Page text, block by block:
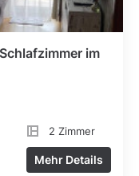
im
2 Zimmer
Mehr Details